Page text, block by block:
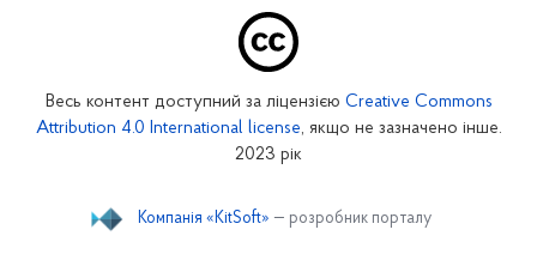
Весь контент доступний за ліцензією Creative Commons
Attribution 4.0 International license, якщо не зазначено інше.
2023 рік
Компанія «KitSoft» — розробник порталу